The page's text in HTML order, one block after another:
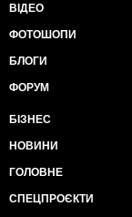
ВІДЕО
ФОТОШОПИ
БЛОГИ
ФОРУМ
БІЗНЕС
НОВИНИ
ГОЛОВНЕ
СПЕЦПРОЄКТИ